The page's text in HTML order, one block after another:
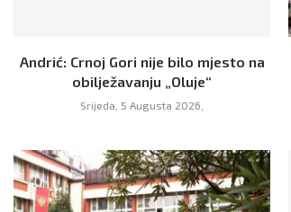
Andrić: Crnoj Gori nije bilo mjesto na
obilježavanju „Oluje“
Srijeda, 5 Augusta 2026,